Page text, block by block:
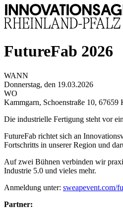
FutureFab 2026
WANN
Donnerstag, den 19.03.2026
WO
Kammgarn, Schoenstraße 10, 67659
Die industrielle Fertigung steht vor
FutureFab richtet sich an
Fortschritts in unserer Region und
Auf zwei Bühnen verbinden wir
Industrie 5.0 und vieles mehr.
Anmeldung unter: sweapevent.com/
Partner: